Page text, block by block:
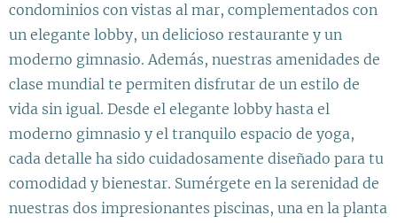
condominios con vistas al mar, complementados con
un elegante lobby, un delicioso restaurante y un
moderno gimnasio. Además, nuestras amenidades de
clase mundial te permiten disfrutar de un estilo de
vida sin igual. Desde el elegante lobby hasta el
moderno gimnasio y el tranquilo espacio de yoga,
cada detalle ha sido cuidadosamente diseñado para tu
comodidad y bienestar. Sumérgete en la serenidad de
nuestras dos impresionantes piscinas, una en la planta